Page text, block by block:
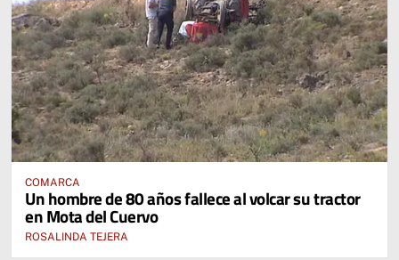
COMARCA
Un hombre de 80 años fallece al volcar su tractor
en Mota del Cuervo
ROSALINDA TEJERA